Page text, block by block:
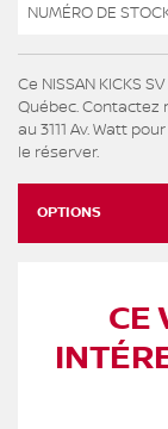
NUMÉRO DE
Ce NISSAN KICKS
Québec. Contactez
au 3111 Av. Watt
le réserver.
OPTIONS
CE